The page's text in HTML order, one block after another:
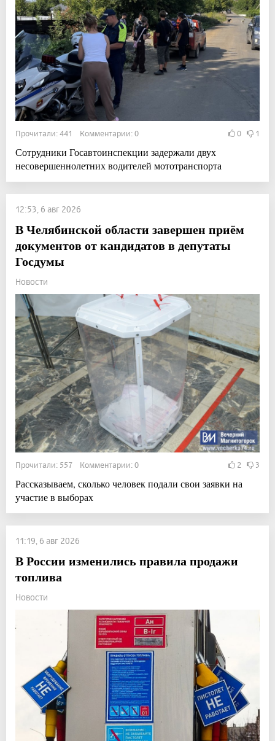
Прочитали: 441 Комментарии: 0 0 1
Сотрудники Госавтоинспекции задержали двух
несовершеннолетних водителей мототранспорта
12:53, 6 авг 2026
В Челябинской области завершен приём
документов от кандидатов в депутаты
Госдумы
Новости
Прочитали: 557 Комментарии: 0 2 3
Рассказываем, сколько человек подали свои заявки на
участие в выборах
11:19, 6 авг 2026
В России изменились правила продажи
топлива
Новости